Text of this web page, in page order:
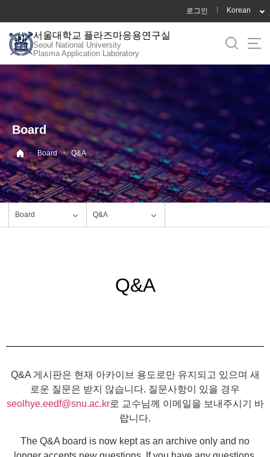
로
메
뉴
로그인 Korean
서울대학교 플라즈마응용연구실
Seoul National University
Plasma Application Laboratory
Board
· Board · Q&A
Board Q&A
Q&A
Q&A 게시판은 현재 아카이브 용도로만 유지되고 있으며 새
로운 질문은 받지 않습니다. 질문사항이 있을 경우
seolhye.eedf@snu.ac.kr로 교수님께 이메일을 보내주시기 바
랍니다.
The Q&A board is now kept as an archive only and no